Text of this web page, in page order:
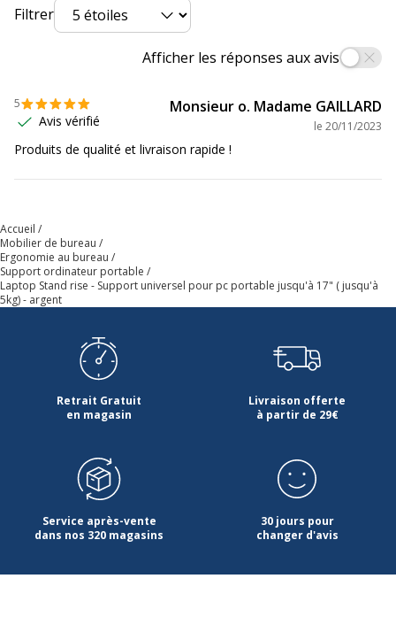
Filtrer
Afficher les réponses aux avis
5
Avis vérifié
Monsieur o. Madame GAILLARD
le 20/11/2023
Produits de qualité et livraison rapide !
Accueil
Mobilier de bureau
Ergonomie au bureau
Support ordinateur portable
Laptop Stand rise - Support universel pour pc portable jusqu'à 17" ( jusqu'à
5kg) - argent
Retrait Gratuit
en magasin
Livraison offerte
à partir de 29€
Service après-vente
dans nos 320 magasins
30 jours pour
changer d'avis